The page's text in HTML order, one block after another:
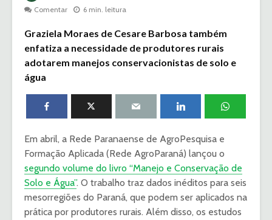
Comentar
6 min. leitura
Graziela Moraes de Cesare Barbosa também
enfatiza a necessidade de produtores rurais
adotarem manejos conservacionistas de solo e
água
Em abril, a Rede Paranaense de AgroPesquisa e
Formação Aplicada (Rede AgroParaná) lançou o
segundo volume do livro “Manejo e Conservação de
Solo e Água”. O trabalho traz dados inéditos para seis
mesorregiões do Paraná, que podem ser aplicados na
prática por produtores rurais. Além disso, os estudos